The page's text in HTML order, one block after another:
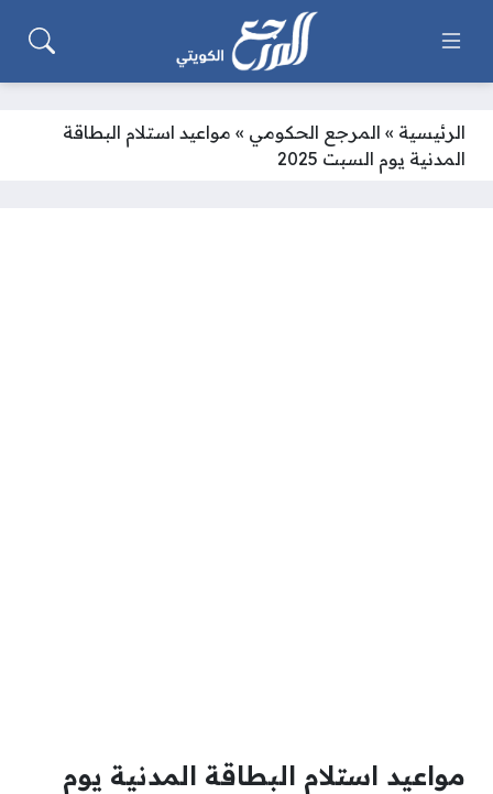
الرئيسية » المرجع الحكومي » مواعيد استلام البطاقة
المدنية يوم السبت 2025
مواعيد استلام البطاقة المدنية يوم